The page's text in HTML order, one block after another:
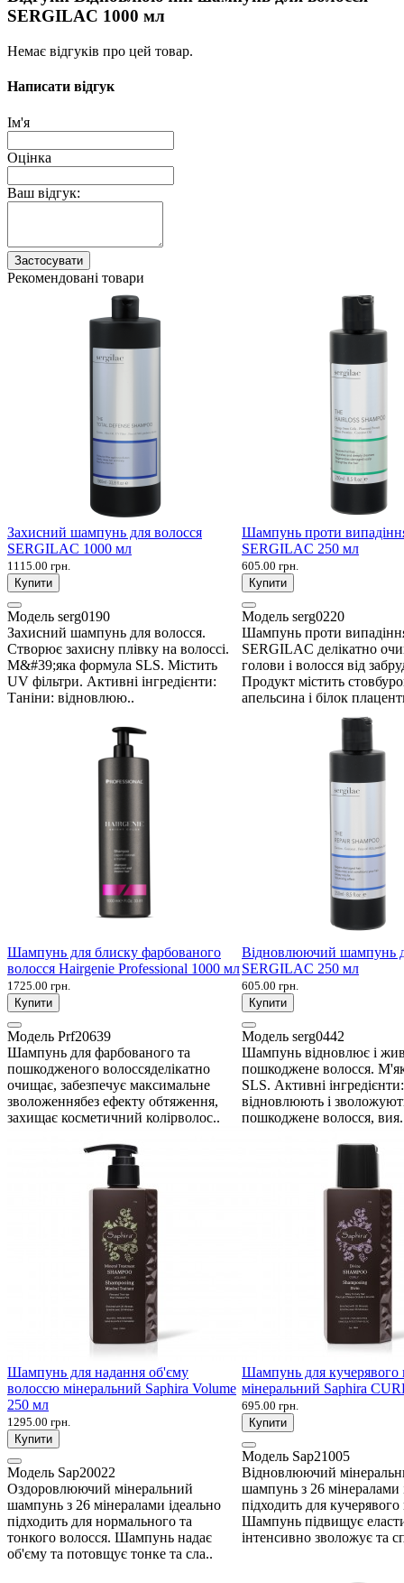
SERGILAC 1000 мл
Немає відгуків про цей товар.
Написати відгук
Ім'я
Оцінка
Ваш відгук:
Застосувати
Рекомендовані товари
Захисний шампунь для волосся
SERGILAC 1000 мл
1115.00 грн.
Купити
Модель serg0190
Захисний шампунь для волосся.
Створює захисну плівку на волоссі.
М&#39;яка формула SLS. Містить
UV фільтри. Активні інгредієнти:
Таніни: відновлюю..
Шампунь проти
SERGILAC 250 мл
605.00 грн.
Купити
Модель serg0220
Шампунь проти
SERGILAC делікатно
голови і волосся від
Продукт містить
апельсина і білок
Шампунь для блиску фарбованого
волосся Hairgenie Professional 1000 мл
1725.00 грн.
Купити
Модель Prf20639
Шампунь для фарбованого та
пошкодженого волоссяделікатно
очищає, забезпечує максимальне
зволоженнябез ефекту обтяження,
захищає косметичний колірволос..
Відновлюючий шампунь
SERGILAC 250 мл
605.00 грн.
Купити
Модель serg0442
Шампунь відновлює і
пошкоджене волосся.
SLS. Активні
відновлюють і
пошкоджене волосся,
Шампунь для надання об'єму
волоссю мінеральний Saphira Volume
250 мл
1295.00 грн.
Купити
Модель Sap20022
Оздоровлюючий мінеральний
шампунь з 26 мінералами ідеально
підходить для нормального та
тонкого волосся. Шампунь надає
об'єму та потовщує тонке та сла..
Шампунь для кучерявого
мінеральний Saphira
695.00 грн.
Купити
Модель Sap21005
Відновлюючий
шампунь з 26 мінералами
підходить для кучерявого
Шампунь підвищує
інтенсивно зволожує та